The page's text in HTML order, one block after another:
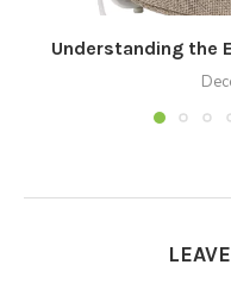
Understanding the